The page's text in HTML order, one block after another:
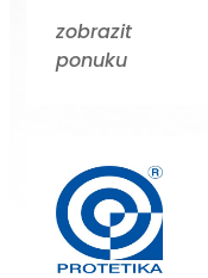
zobrazit
ponuku